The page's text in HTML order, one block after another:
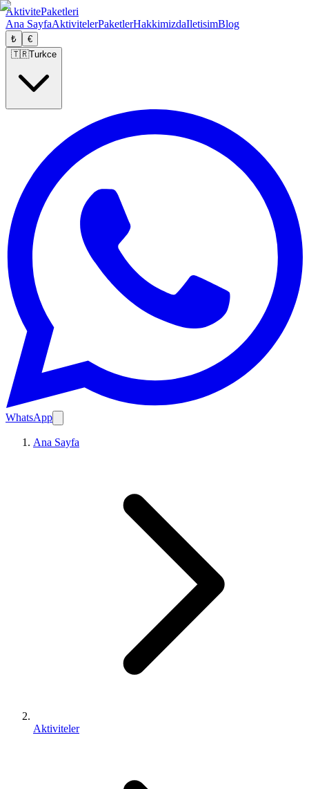
AktivitePaketleri
Ana SayfaAktivitelerPaketlerHakkimizdaIletisimBlog
₺
€
🇹🇷Turkce
WhatsApp
Ana Sayfa
Aktiviteler